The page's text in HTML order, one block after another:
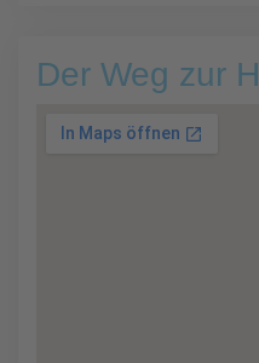
Der Weg zur